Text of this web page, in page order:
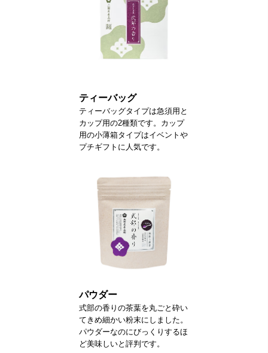
ティーバッグ
ティーバッグタイプは急須用と
カップ用の2種類です。カップ
用の小薄箱タイプはイベントや
プチギフトに人気です。
パウダー
式部の香りの茶葉を丸ごと砕い
てきめ細かい粉末にしました。
パウダーなのにびっくりするほ
ど美味しいと評判です。